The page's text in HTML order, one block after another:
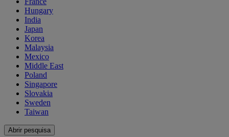
Hungary
India
Japan
Korea
Malaysia
Mexico
Middle East
Poland
Singapore
Slovakia
Sweden
Taiwan
Abrir pesquisa